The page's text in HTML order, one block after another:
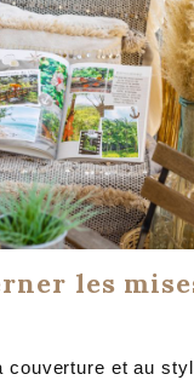
les
couverture et au